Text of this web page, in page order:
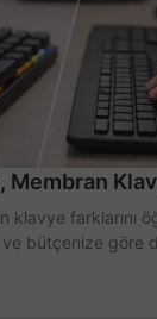
klavye farklarını
ve bütçenize göre